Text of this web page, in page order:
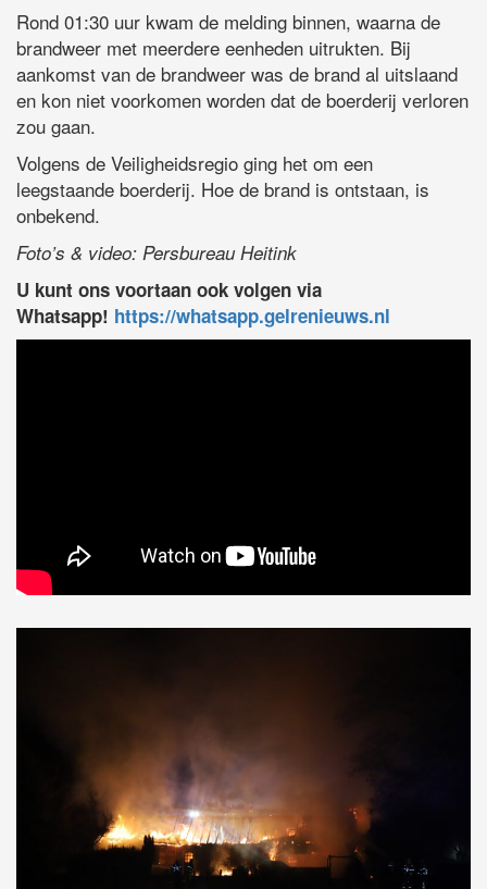
Rond 01:30 uur kwam de melding binnen, waarna de
brandweer met meerdere eenheden uitrukten. Bij
aankomst van de brandweer was de brand al uitslaand
en kon niet voorkomen worden dat de boerderij verloren
zou gaan.
Volgens de Veiligheidsregio ging het om een
leegstaande boerderij. Hoe de brand is ontstaan, is
onbekend.
Foto’s & video: Persbureau Heitink
U kunt ons voortaan ook volgen via
Whatsapp! https://whatsapp.gelrenieuws.nl